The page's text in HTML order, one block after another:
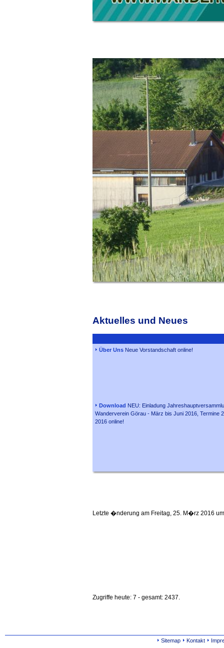
Aktuelles und Neues
Über Uns Neue Vorstandschaft online!
Download NEU: Einladung
Wanderverein Görau - März bis Juni 2016, Termine
2016 online!
Letzte �nderung am Freitag, 25. M�rz 2016
Zugriffe heute: 7 - gesamt: 2437.
Sitemap Kontakt